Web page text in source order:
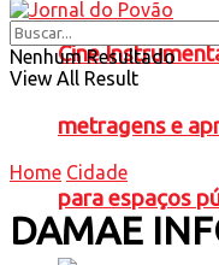
Cine
metragens e
para espaços
Nenhum Resultado
View All Result
Home Cidade
DAMAE